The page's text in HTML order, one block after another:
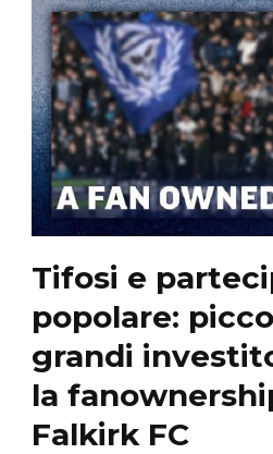
Tifosi e
popolare:
grandi
la
Falkirk FC